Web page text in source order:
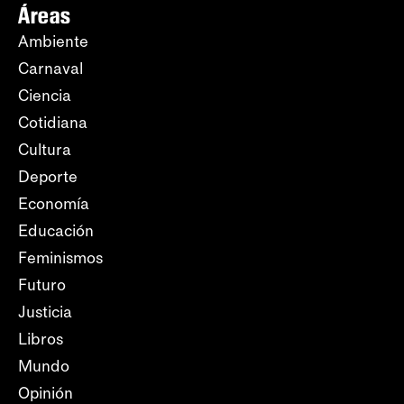
Áreas
Ambiente
Carnaval
Ciencia
Cotidiana
Cultura
Deporte
Economía
Educación
Feminismos
Futuro
Justicia
Libros
Mundo
Opinión